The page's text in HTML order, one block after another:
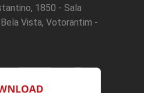
1850 - Sala
Vista, Votorantim -